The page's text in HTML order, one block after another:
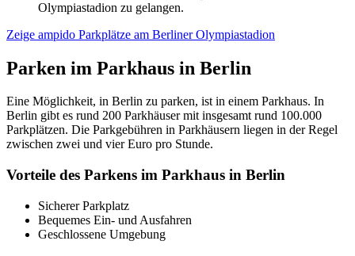
Olympiastadion zu gelangen.
Zeige ampido Parkplätze am Berliner Olympiastadion
Parken im Parkhaus in Berlin
Eine Möglichkeit, in Berlin zu parken, ist in einem Parkhaus. In
Berlin gibt es rund 200 Parkhäuser mit insgesamt rund 100.000
Parkplätzen. Die Parkgebühren in Parkhäusern liegen in der Regel
zwischen zwei und vier Euro pro Stunde.
Vorteile des Parkens im Parkhaus in Berlin
Sicherer Parkplatz
Bequemes Ein- und Ausfahren
Geschlossene Umgebung